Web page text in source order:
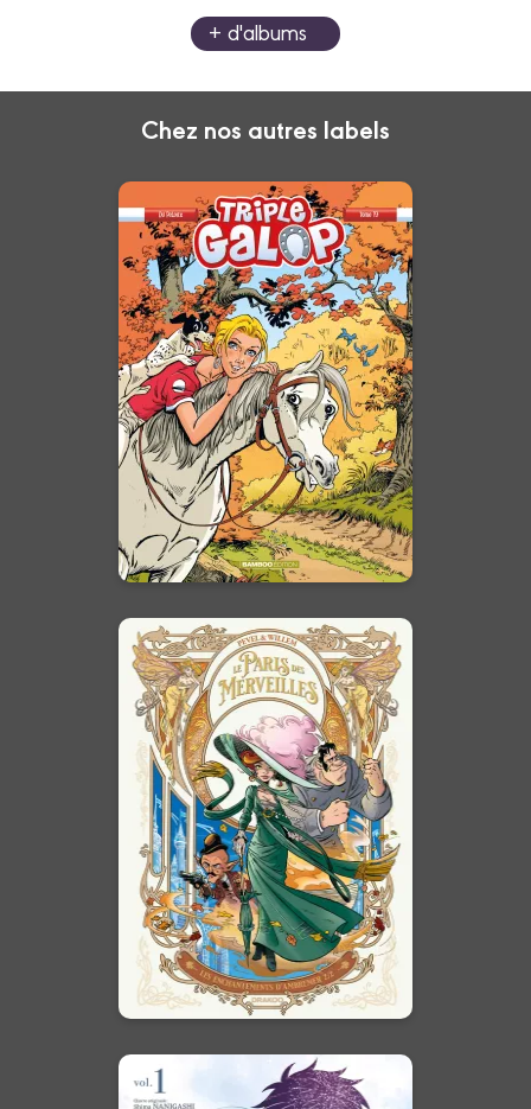
+ d'albums
Chez nos autres labels
Triple galop
Tome 19
Date de parution :
02/09/2026
La seule et unique BD très à
cheval sur l’humour.
En voir +
Le Paris des
Merveilles
Vol. 02
Date de parution :
15/11/2023
Bienvenue dans le Paris des
Merveilles !
En voir +